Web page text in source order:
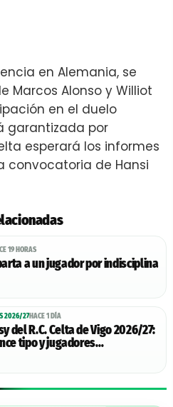
en Alemania, se
Marcos Alonso y Williot
en el duelo
garantizada por
esperará los informes
convocatoria de Hansi
19 HORAS
a un jugador por indisciplina
2026/27HACE 1 DÍA
del R.C. Celta de Vigo 2026/27:
tipo y jugadores